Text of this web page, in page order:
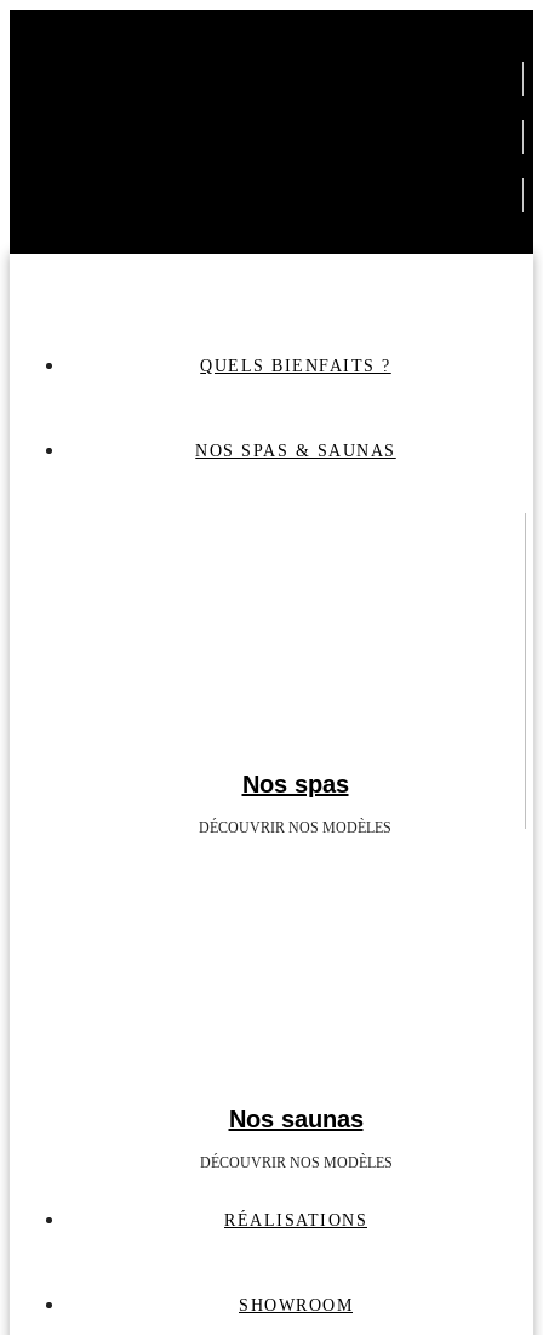
QUELS BIENFAITS ?
NOS SPAS & SAUNAS
Nos spas
DÉCOUVRIR NOS MODÈLES
Nos saunas
DÉCOUVRIR NOS MODÈLES
RÉALISATIONS
SHOWROOM